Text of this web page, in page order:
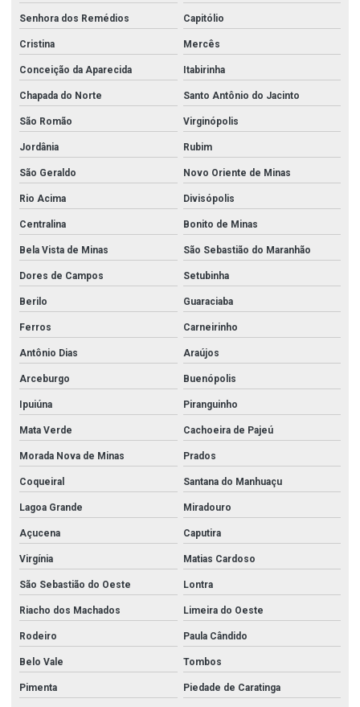
Senhora dos Remédios Capitólio
Cristina Mercês
Conceição da Aparecida Itabirinha
Chapada do Norte Santo Antônio do Jacinto
São Romão Virginópolis
Jordânia Rubim
São Geraldo Novo Oriente de Minas
Rio Acima Divisópolis
Centralina Bonito de Minas
Bela Vista de Minas São Sebastião do Maranhão
Dores de Campos Setubinha
Berilo Guaraciaba
Ferros Carneirinho
Antônio Dias Araújos
Arceburgo Buenópolis
Ipuiúna Piranguinho
Mata Verde Cachoeira de Pajeú
Morada Nova de Minas Prados
Coqueiral Santana do Manhuaçu
Lagoa Grande Miradouro
Açucena Caputira
Virgínia Matias Cardoso
São Sebastião do Oeste Lontra
Riacho dos Machados Limeira do Oeste
Rodeiro Paula Cândido
Belo Vale Tombos
Pimenta Piedade de Caratinga